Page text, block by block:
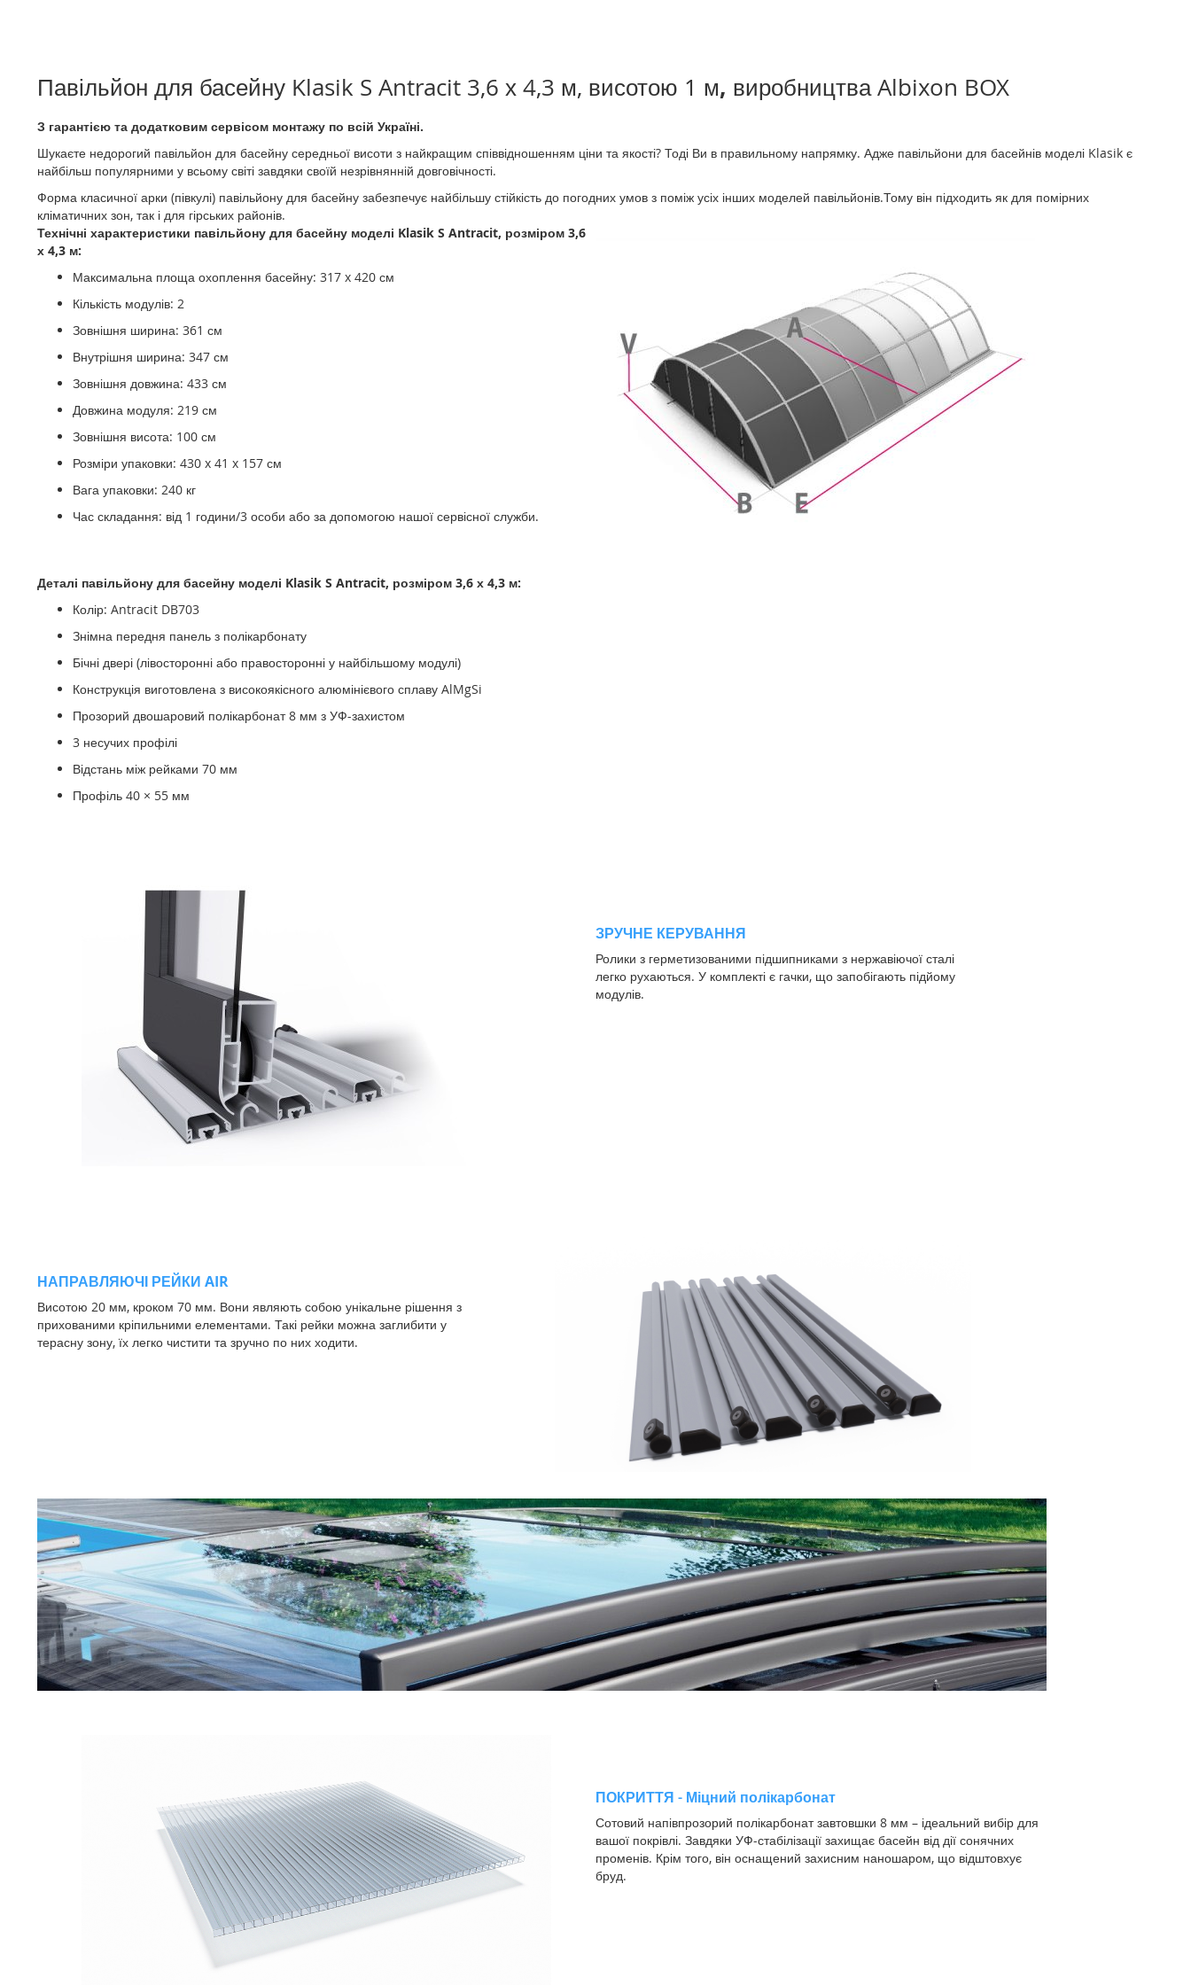
Павільйон для басейну Klasik S Antracit 3,6 х 4,3 м, висотою 1 м, виробництва Albixon BOX
З гарантією та додатковим сервісом монтажу по всій Україні.
Шукаєте недорогий павільйон для басейну середньої висоти з найкращим співвідношенням ціни та якості? Тоді Ви в правильному напрямку. Адже павільйони для басейнів моделі Klasik є
найбільш популярними у всьому світі завдяки своїй незрівнянній довговічності.
Форма класичної арки (півкулі) павільйону для басейну забезпечує найбільшу стійкість до погодних умов з поміж усіх інших моделей павільйонів.Тому він підходить як для помірних
кліматичних зон, так і для гірських районів.
Технічні характеристики павільйону для басейну моделі Klasik S Antracit, розміром 3,6
х 4,3 м:
Максимальна площа охоплення басейну: 317 x 420 см
Кількість модулів: 2
Зовнішня ширина: 361 см
Внутрішня ширина: 347 см
Зовнішня довжина: 433 см
Довжина модуля: 219 см
Зовнішня висота: 100 см
Розміри упаковки: 430 x 41 x 157 см
Вага упаковки: 240 кг
Час складання: від 1 години/3 особи або за допомогою нашої сервісної служби.
Деталі павільйону для басейну моделі Klasik S Antracit, розміром 3,6 х 4,3 м:
Колір: Antracit DB703
Знімна передня панель з полікарбонату
Бічні двері (лівосторонні або правосторонні у найбільшому модулі)
Конструкція виготовлена ​​з високоякісного алюмінієвого сплаву AlMgSi
Прозорий двошаровий полікарбонат 8 мм з УФ-захистом
3 несучих профілі
Відстань між рейками 70 мм
Профіль 40 × 55 мм
ЗРУЧНЕ КЕРУВАННЯ
Ролики з герметизованими підшипниками з нержавіючої сталі
легко рухаються. У комплекті є гачки, що запобігають підйому
модулів.
НАПРАВЛЯЮЧІ РЕЙКИ AIR
Висотою 20 мм, кроком 70 мм. Вони являють собою унікальне рішення з
прихованими кріпильними елементами. Такі рейки можна заглибити у
терасну зону, їх легко чистити та зручно по них ходити.
ПОКРИТТЯ - Міцний полікарбонат
Сотовий напівпрозорий полікарбонат завтовшки 8 мм – ідеальний вибір для
вашої покрівлі. Завдяки УФ-стабілізації захищає басейн від дії сонячних
променів. Крім того, він оснащений захисним наношаром, що відштовхує
бруд.